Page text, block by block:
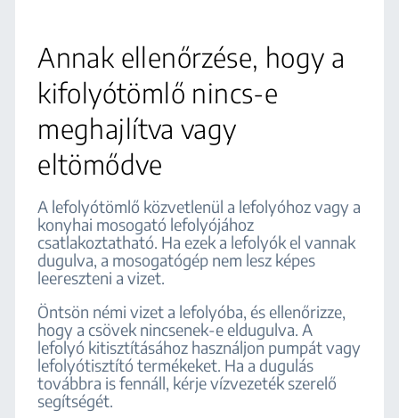
Annak ellenőrzése, hogy a
kifolyótömlő nincs-e
meghajlítva vagy
eltömődve
A lefolyótömlő közvetlenül a lefolyóhoz vagy a
konyhai mosogató lefolyójához
csatlakoztatható. Ha ezek a lefolyók el vannak
dugulva, a mosogatógép nem lesz képes
leereszteni a vizet.
Öntsön némi vizet a lefolyóba, és ellenőrizze,
hogy a csövek nincsenek-e eldugulva. A
lefolyó kitisztításához használjon pumpát vagy
lefolyótisztító termékeket. Ha a dugulás
továbbra is fennáll, kérje vízvezeték szerelő
segítségét.